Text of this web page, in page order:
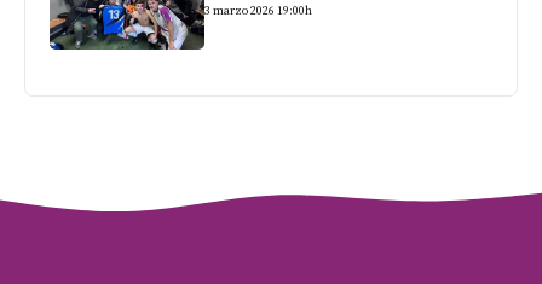
3 marzo 2026 19:00h